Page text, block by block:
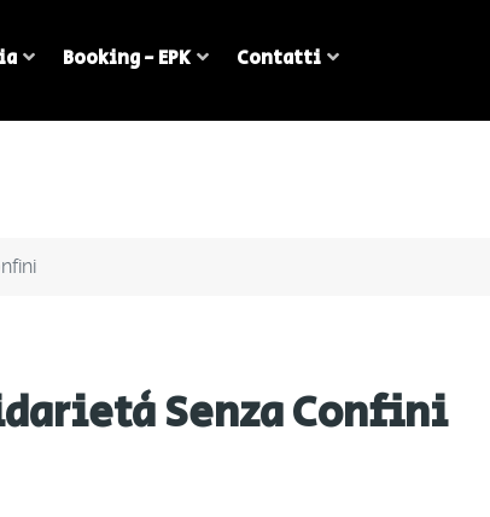
Booking - EPK Contatti
Senza Confini